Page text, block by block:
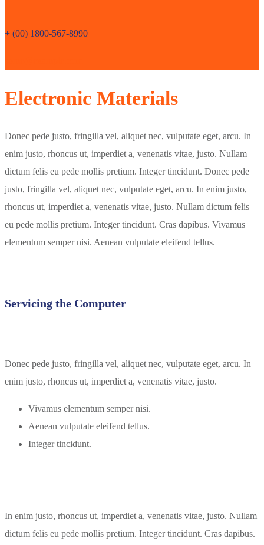
+ (00) 1800-567-8990
Electronic Materials
Donec pede justo, fringilla vel, aliquet nec, vulputate eget, arcu. In
enim justo, rhoncus ut, imperdiet a, venenatis vitae, justo. Nullam
dictum felis eu pede mollis pretium. Integer tincidunt. Donec pede
justo, fringilla vel, aliquet nec, vulputate eget, arcu. In enim justo,
rhoncus ut, imperdiet a, venenatis vitae, justo. Nullam dictum felis
eu pede mollis pretium. Integer tincidunt. Cras dapibus. Vivamus
elementum semper nisi. Aenean vulputate eleifend tellus.
Servicing the Computer
Donec pede justo, fringilla vel, aliquet nec, vulputate eget, arcu. In
enim justo, rhoncus ut, imperdiet a, venenatis vitae, justo.
Vivamus elementum semper nisi.
Aenean vulputate eleifend tellus.
Integer tincidunt.
In enim justo, rhoncus ut, imperdiet a, venenatis vitae, justo. Nullam
dictum felis eu pede mollis pretium. Integer tincidunt. Cras dapibus.